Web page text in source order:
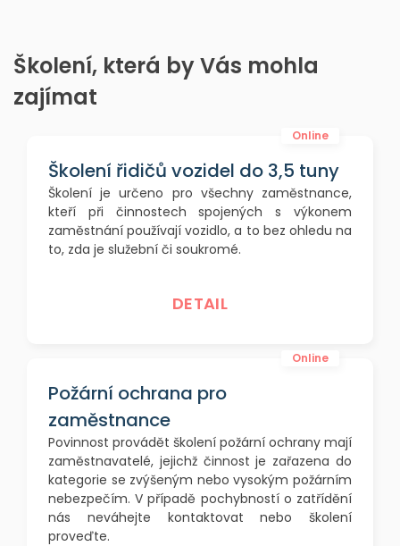
Školení, která by Vás mohla
zajímat
Online
Školení řidičů vozidel do 3,5 tuny
Školení je určeno pro všechny zaměstnance,
kteří při činnostech spojených s výkonem
zaměstnání používají vozidlo, a to bez ohledu na
to, zda je služební či soukromé.
DETAIL
Online
Požární ochrana pro
zaměstnance
Povinnost provádět školení požární ochrany mají
zaměstnavatelé, jejichž činnost je zařazena do
kategorie se zvýšeným nebo vysokým požárním
nebezpečím. V případě pochybností o zatřídění
nás neváhejte kontaktovat nebo školení
proveďte.